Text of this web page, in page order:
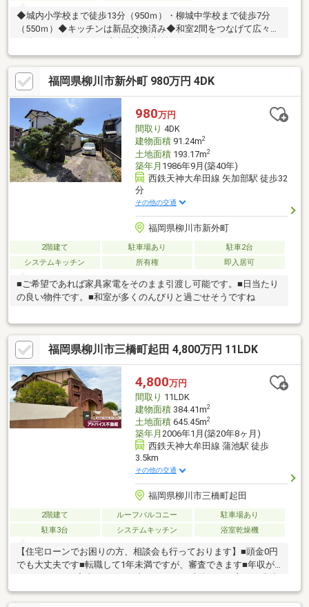
◆城内小学校まで徒歩13分（950ｍ）・柳城中学校まで徒歩7分
（550ｍ）◆キッチンは新品交換済み◆和室2間をつなげて広々と
福岡県柳川市新外町 980万円 4DK
980万円
間取り 4DK
建物面積91.24m2
土地面積193.17m2
築年月 1986年9月(築40年)
西鉄天神大牟田線 矢加部駅 徒歩32
分
その他の交通
福岡県柳川市新外町
2階建て 駐車場あり
駐車2台
システムキッチン
所有権 即入居可
■ご希望であれば家具家電をそのまま引渡し可能です。■日当たり
の良い物件です。■和室が多くのんびりと過ごせそうですね
福岡県柳川市三橋町起田 4,800万円 11LDK
4,800万円
間取り 11LDK
建物面積384.41m2
土地面積645.45m2
築年月 2006年1月(築20年8ヶ月)
西鉄天神大牟田線 蒲池駅 徒歩
3.5km
その他の交通
福岡県柳川市三橋町起田
2階建て ルーフバルコニー
駐車場あり
駐車3台
システムキッチン 浴室乾燥機
【住宅ローンでお困りの方、相談会も行っております】■頭金0円
でも大丈夫です■転職して1年未満ですが、審査できます■年収が
夫■自営業でも家は買えます■シングルマザーでも家は買えます■
他の不動産屋で審査を断れても1度相談してください初めてのマイ